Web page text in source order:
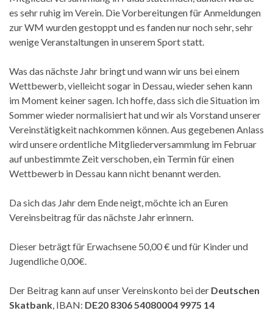
es sehr ruhig im Verein. Die Vorbereitungen für Anmeldungen
zur WM wurden gestoppt und es fanden nur noch sehr, sehr
wenige Veranstaltungen in unserem Sport statt.
Was das nächste Jahr bringt und wann wir uns bei einem
Wettbewerb, vielleicht sogar in Dessau, wieder sehen kann
im Moment keiner sagen. Ich hoffe, dass sich die Situation im
Sommer wieder normalisiert hat und wir als Vorstand unserer
Vereinstätigkeit nachkommen können. Aus gegebenen Anlass
wird unsere ordentliche Mitgliederversammlung im Februar
auf unbestimmte Zeit verschoben, ein Termin für einen
Wettbewerb in Dessau kann nicht benannt werden.
Da sich das Jahr dem Ende neigt, möchte ich an Euren
Vereinsbeitrag für das nächste Jahr erinnern.
Dieser beträgt für Erwachsene 50,00 € und für Kinder und
Jugendliche 0,00€.
Der Beitrag kann auf unser Vereinskonto bei der Deutschen
Skatbank, IBAN: DE20 8306 54080004 9975 14